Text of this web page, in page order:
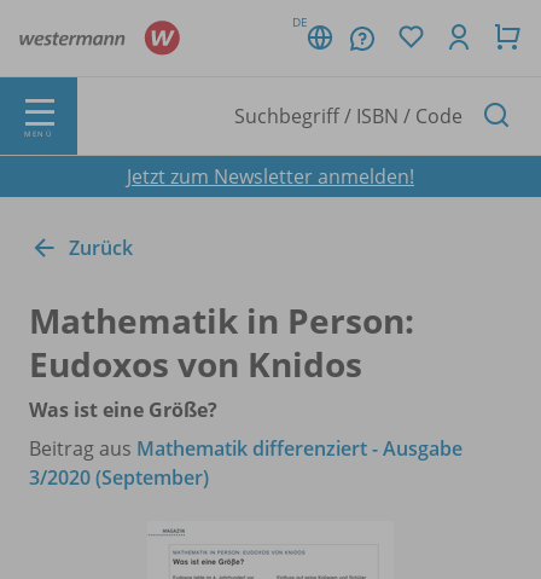
DE
MENÜ
Jetzt zum Newsletter anmelden!
Zurück
Mathematik in Person:
Eudoxos von Knidos
Was ist eine Größe?
Beitrag aus Mathematik differenziert - Ausgabe
3/2020 (September)